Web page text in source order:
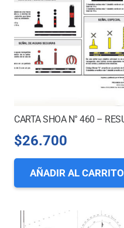
$26.700
AÑADIR AL CARRITO